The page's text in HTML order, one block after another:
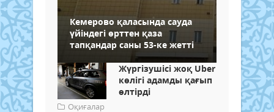
Кемерово қаласында сауда
үйіндегі өрттен қаза
тапқандар саны 53-ке жетті
Жүргізушісі жоқ Uber
көлігі адамды қағып
өлтірді
Оқиғалар